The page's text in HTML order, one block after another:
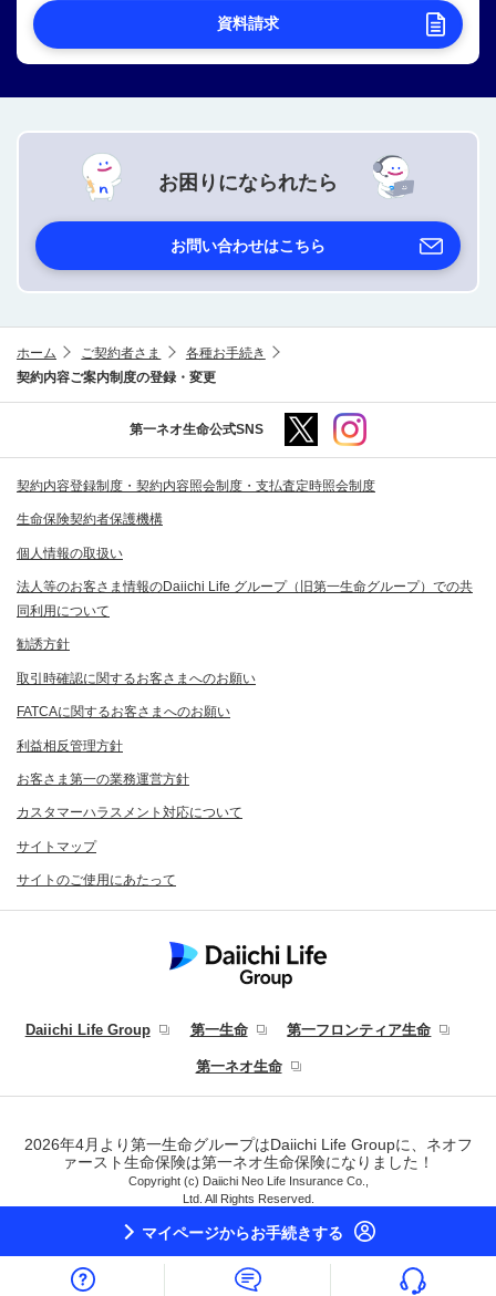
資料請求
お困りになられたら
お問い合わせはこちら
ホーム ご契約者さま
各種お手続き
契約内容ご案内制度の登録・変更
マイページからお手続きする
第一ネオ生命公式SNS
契約内容登録制度・契約内容照会制度・支払査定時照会制度
生命保険契約者保護機構
個人情報の取扱い
法人等のお客さま情報のDaiichi Life グループ（旧第一生命グループ）での共
同利用について
勧誘方針
取引時確認に関するお客さまへのお願い
FATCAに関するお客さまへのお願い
利益相反管理方針
お客さま第一の業務運営方針
カスタマーハラスメント対応について
サイトマップ
サイトのご使用にあたって
Daiichi Life Group 第一生命 第一フロンティア生命
第一ネオ生命
2026年4月より第一生命グループはDaiichi Life Groupに、ネオフ
ァースト生命保険は第一ネオ生命保険になりました！
Copyright (c) Daiichi Neo Life Insurance Co.,
Ltd. All Rights Reserved.